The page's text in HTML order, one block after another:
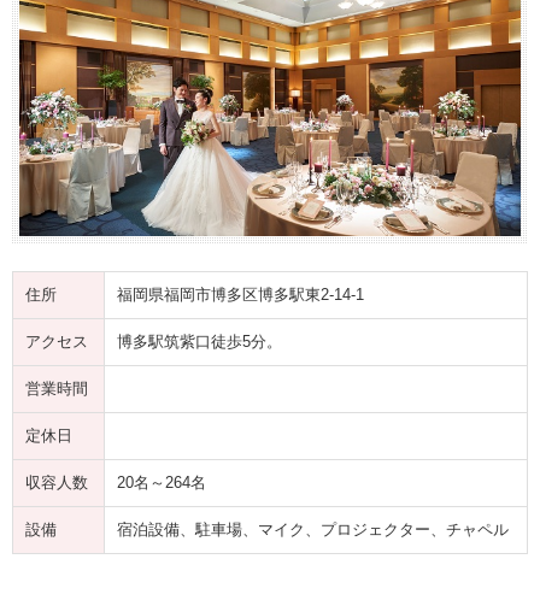
住所 福岡県福岡市博多区博多駅東2-14-1
アクセス 博多駅筑紫口徒歩5分。
営業時間
定休日
収容人数 20名～264名
設備 宿泊設備、駐車場、マイク、プロジェクター、チャペル